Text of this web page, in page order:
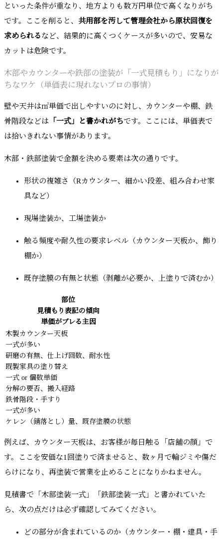
といった条件が重なり、地方よりも数万円単位で高くなりがち
です。ここを削ると、 共用部を汚して管理会社から原状回復を
求められるなど、結果的に高くつくケースが多いので、安易な
カットは危険です。
木部やカウンターや鉄部の塗装が「一式見積もり」になりが
ちなワケ（単価表に現れないプロの事情）
壁や天井は㎡単価で出しやすいのに対し、カウンターや棚、鉄
骨階段などは 「一式」と書かれがちです。ここには、単価表で
は拾いきれない事情があります。
木部・鉄部塗装で金額を決める要素は次の通りです。
形状の複雑さ（Rカウンター、細かい段差、組み合わせ家
具など）
現場塗装か、工場塗装か
触る頻度や耐久性の要求レベル（カウンター天板か、飾り
棚か）
既存塗膜の有無と状態（剥離が必要か、上塗りで済むか）
部位
見積もり表記の傾向
単価がブレる主因
木製カウンター天板
一式が多い
研磨の有無、仕上げ回数、耐水性
既製家具の塗り替え
一式 or 個数単価
分解の要否、搬入経路
鉄骨階段・手すり
一式が多い
ケレン（錆落とし）量、既存塗膜の状態
例えば、カウンター天板は、お客様が毎日触る「店舗の顔」で
す。ここを安価な1回塗りで済ませると、数ヶ月で輪ジミや傷だ
らけになり、再塗装で営業を止めることになりかねません。
見積書で「木部塗装一式」「鉄部塗装一式」と書かれていた
ら、次の点だけは必ず確認してみてください。
どの部分が含まれているのか（カウンター・棚・建具・手